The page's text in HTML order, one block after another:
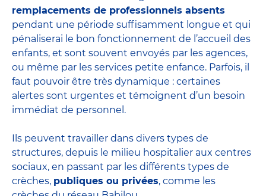
remplacements de professionnels absents
pendant une période suffisamment longue et qui
pénaliserai le bon fonctionnement de l’accueil des
enfants, et sont souvent envoyés par les agences,
ou même par les services petite enfance. Parfois, il
faut pouvoir être très dynamique : certaines
alertes sont urgentes et témoignent d’un besoin
immédiat de personnel.
Ils peuvent travailler dans divers types de
structures, depuis le milieu hospitalier aux centres
sociaux, en passant par les différents types de
crèches, publiques ou privées, comme les